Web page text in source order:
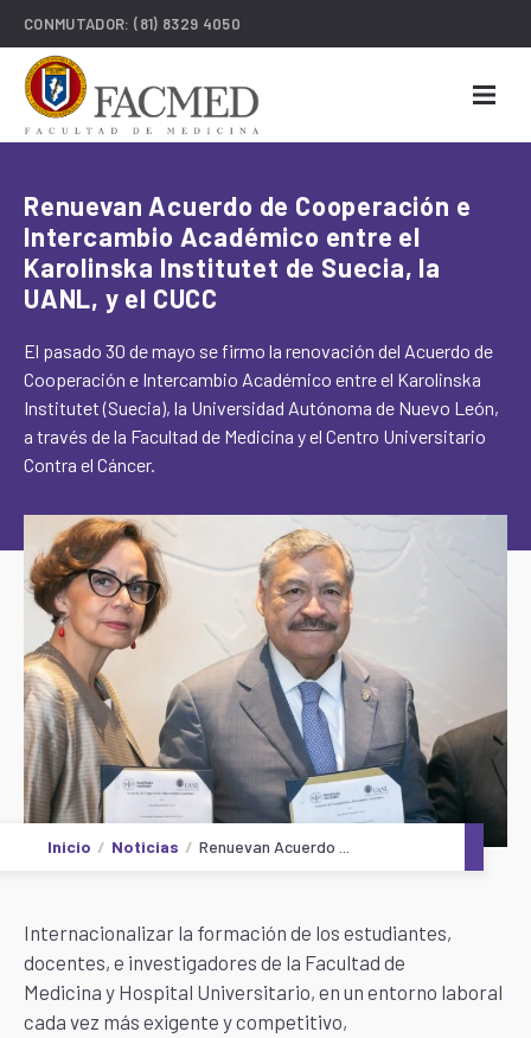
CONMUTADOR:(81) 8329 4050
Renuevan Acuerdo de Cooperación e
Intercambio Académico entre el
Karolinska Institutet de Suecia, la
UANL, y el CUCC
El pasado 30 de mayo se firmo la renovación del Acuerdo de
Cooperación e Intercambio Académico entre el Karolinska
Institutet (Suecia), la Universidad Autónoma de Nuevo León,
a través de la Facultad de Medicina y el Centro Universitario
Contra el Cáncer.
Inicio Noticias Renuevan Acuerdo ...
Internacionalizar la formación de los estudiantes,
docentes, e investigadores de la Facultad de
Medicina y Hospital Universitario, en un entorno laboral
cada vez más exigente y competitivo,